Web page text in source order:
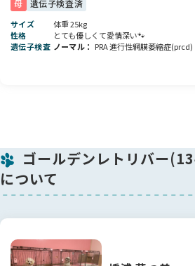
母 遺伝子検査済
サイズ
体重 25kg
性格
とても優しくて愛情深い🐾
遺伝子検査 ノーマル PRA 進行性網膜萎縮症(prcd)
ゴールデンレトリバー
について